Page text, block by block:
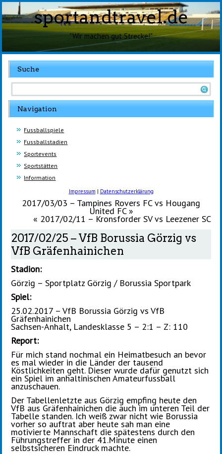
sportandtravel.de
"Wir machen gut Strecke!"
Suche
Navigation
Fussballspiele
Fussballstadien
Sportevents
Sportstätten
Information
Impressum | Datenschutzerklärung
2017/03/03 – Tampines Rovers FC vs Hougang
United FC»
« 2017/02/11 – Kronsforder SV vs Leezener SC
2017/02/25 – VfB Borussia Görzig vs
VfB Gräfenhainichen
Stadion:
Görzig – Sportplatz Görzig / Borussia Sportpark
Spiel:
25.02.2017 – VfB Borussia Görzig vs VfB
Gräfenhainichen
Sachsen-Anhalt, Landesklasse 5 – 2:1 – Z: 110
Report:
Für mich stand nochmal ein Heimatbesuch an bevor
es mal wieder in die Länder der tausend
Köstlichkeiten geht. Dieser wurde dafür genutzt sich
ein Spiel im anhaltinischen Amateurfussball
anzuschauen.
Der Tabellenletzte aus Görzig empfing heute den
VfB aus Gräfenhainichen die auch im unteren Teil der
Tabelle standen. Ich weiß zwar nicht wie Borussia
vorher so auftrat aber heute sah man eine
motivierte Mannschaft die spätestens durch den
Führungstreffer in der 41.Minute einen
selbstsicheren Eindruck machte.